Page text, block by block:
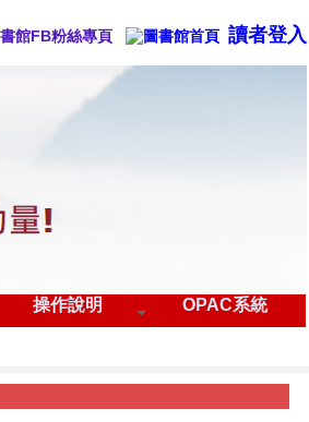
讀者登入
操作說明 OPAC系統